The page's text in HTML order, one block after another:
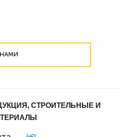
СВЯЗАТЬСЯ С НАМИ
СТРОИТЕЛЬНЫЕ И